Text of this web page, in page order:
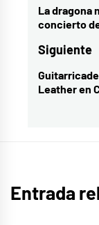
de
Entrada
anterior:
La dragona
concierto
Siguiente
Entrada
siguiente:
Leather en
Entrada